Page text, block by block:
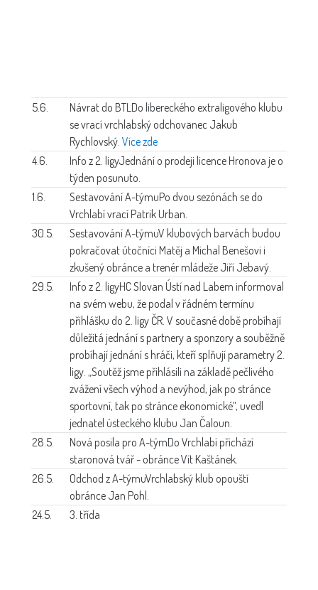
5.6. Návrat do BTL Do libereckého extraligového klubu
se vrací vrchlabský odchovanec Jakub
Rychlovský. Více zde
4.6.
Info z 2. ligyJednání o prodeji licence Hronova je o
týden posunuto.
1.6.
Sestavování A-týmuPo dvou sezónách se do
Vrchlabí vrací Patrik Urban.
30.5.
Sestavování A-týmuV klubových barvách budou
pokračovat útočníci Matěj a Michal Benešovi i
zkušený obránce a trenér mládeže Jiří Jebavý.
29.5.
Info z 2. ligyHC Slovan Ústí nad Labem informoval
na svém webu, že podal v řádném termínu
přihlášku do 2. ligy ČR. V současné době probíhají
důležitá jednání s partnery a sponzory a souběžně
probíhají jednání s hráči, kteří splňují parametry 2.
ligy. „Soutěž jsme přihlásili na základě pečlivého
zvážení všech výhod a nevýhod, jak po stránce
sportovní, tak po stránce ekonomické“, uvedl
jednatel ústeckého klubu Jan Čaloun.
28.5.
Nová posila pro A-týmDo Vrchlabí přichází
staronová tvář - obránce Vít Kaštánek.
26.5.
Odchod z A-týmuVrchlabský klub opouští
obránce Jan Pohl.
24.5.
3. třída